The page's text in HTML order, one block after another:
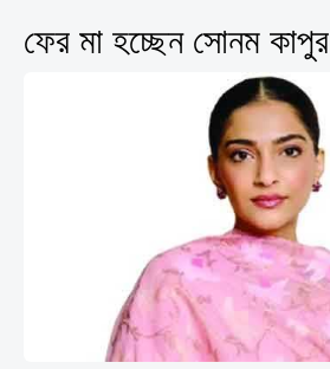
ফের মা হচ্ছেন সোনম কাপুর